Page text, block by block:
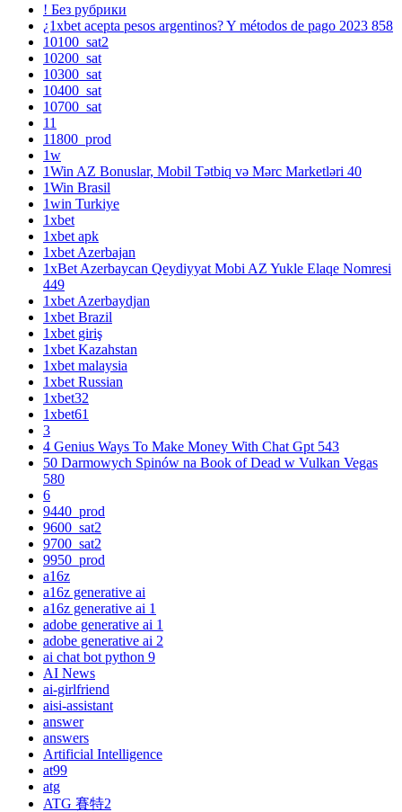
! Без рубрики
¿1xbet acepta pesos argentinos? Y métodos de pago 2023 858
10100_sat2
10200_sat
10300_sat
10400_sat
10700_sat
11
11800_prod
1w
1Win AZ Bonuslar, Mobil Tətbiq və Mərc Marketləri 40
1Win Brasil
1win Turkiye
1xbet
1xbet apk
1xbet Azerbajan
1xBet Azerbaycan Qeydiyyat Mobi AZ Yukle Elaqe Nomresi
449
1xbet Azerbaydjan
1xbet Brazil
1xbet giriş
1xbet Kazahstan
1xbet malaysia
1xbet Russian
1xbet32
1xbet61
3
4 Genius Ways To Make Money With Chat Gpt 543
50 Darmowych Spinów na Book of Dead w Vulkan Vegas
580
6
9440_prod
9600_sat2
9700_sat2
9950_prod
a16z
a16z generative ai
a16z generative ai 1
adobe generative ai 1
adobe generative ai 2
ai chat bot python 9
AI News
ai-girlfriend
aisi-assistant
answer
answers
Artificial Intelligence
at99
atg
ATG 賽特2